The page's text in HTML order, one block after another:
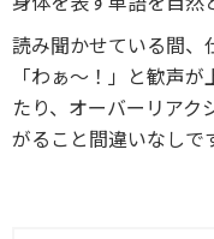
読み聞かせている間、
「わぁ～！」と歓声
たり、オーバーリアク
がること間違いなしで